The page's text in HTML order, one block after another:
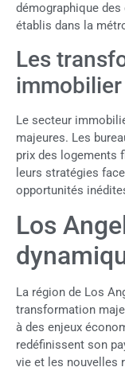
démographique
établis dans la
Les
Le secteur
majeures. Les
prix des logements
leurs stratégies
opportunités
Los
La région de Los
transformation
à des enjeux
redéfinissent son
vie et les nouvelles